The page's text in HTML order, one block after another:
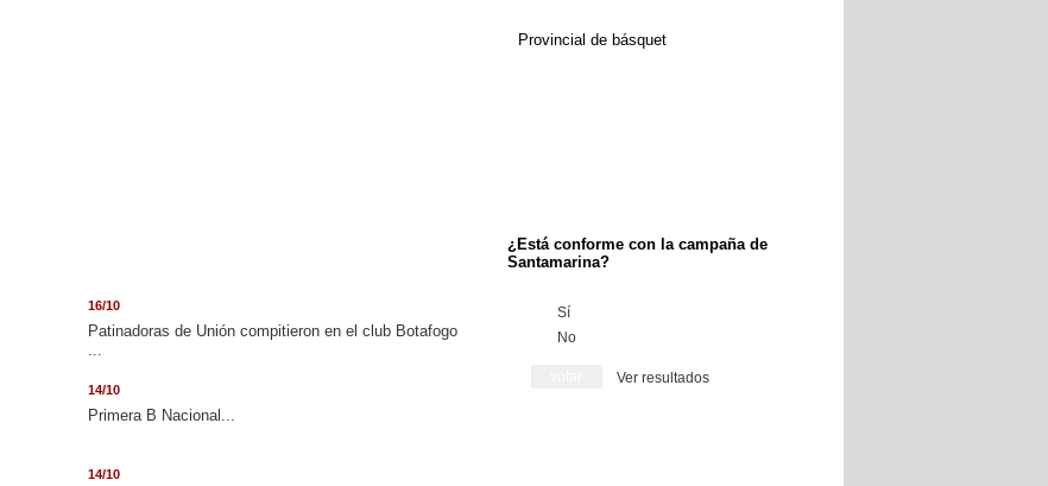
16/10
Patinadoras de Unión compitieron en el club Botafogo
...
14/10
Primera B Nacional...
14/10
Provincial de básquet
¿Está conforme con la campaña de
Santamarina?
Sí
No
Ver resultados